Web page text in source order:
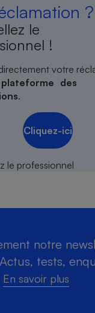
?
le
!
votre
des
.
Cliquez-ici
notre
tests,
En savoir plus